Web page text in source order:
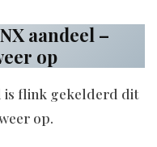
aandeel –
op
is flink gekelderd dit
op.